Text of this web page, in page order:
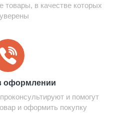
товары, в качестве которых
оформлении
и помогут
и оформить покупку